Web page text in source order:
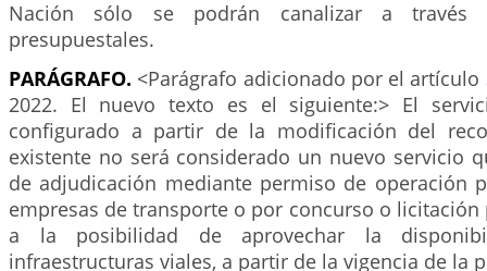
Nación sólo se podrán canalizar a través
presupuestales.
PARÁGRAFO. <Parágrafo adicionado por el artículo
2022. El nuevo texto es el siguiente:> El
configurado a partir de la modificación del
existente no será considerado un nuevo servicio
de adjudicación mediante permiso de operación
empresas de transporte o por concurso o licitación
a la posibilidad de aprovechar la
infraestructuras viales, a partir de la vigencia de la